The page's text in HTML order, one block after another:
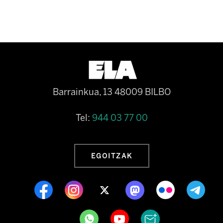
Barrainkua, 13 48009 BILBO
Tel: 944 03 77 00
EGOITZAK